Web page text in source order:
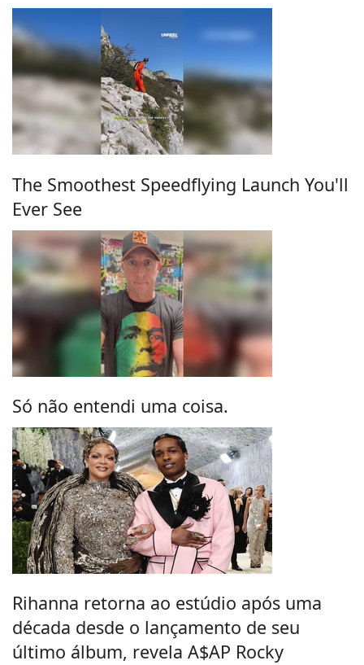
The Smoothest Speedflying Launch You'll
Ever See
Só não entendi uma coisa.
Rihanna retorna ao estúdio após uma
década desde o lançamento de seu
último álbum, revela A$AP Rocky